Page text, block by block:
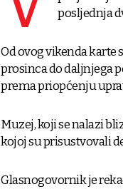
posljednja
Od ovog vikenda karte
prosinca do daljnjega
prema priopćenju
Muzej, koji se nalazi
kojoj su prisustvovali
Glasnogovornik je